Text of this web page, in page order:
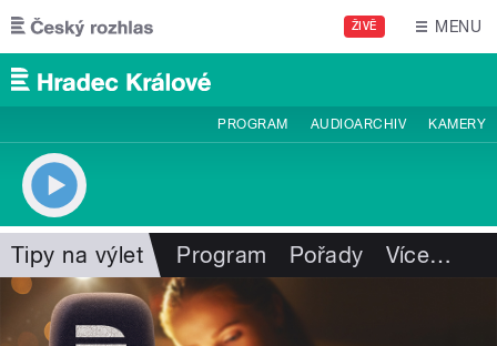
Přejít k hlavnímu obsahu
ŽIVĚ MENU
PROGRAM AUDIOARCHIV KAMERY
Tipy na výlet Program Pořady Více…